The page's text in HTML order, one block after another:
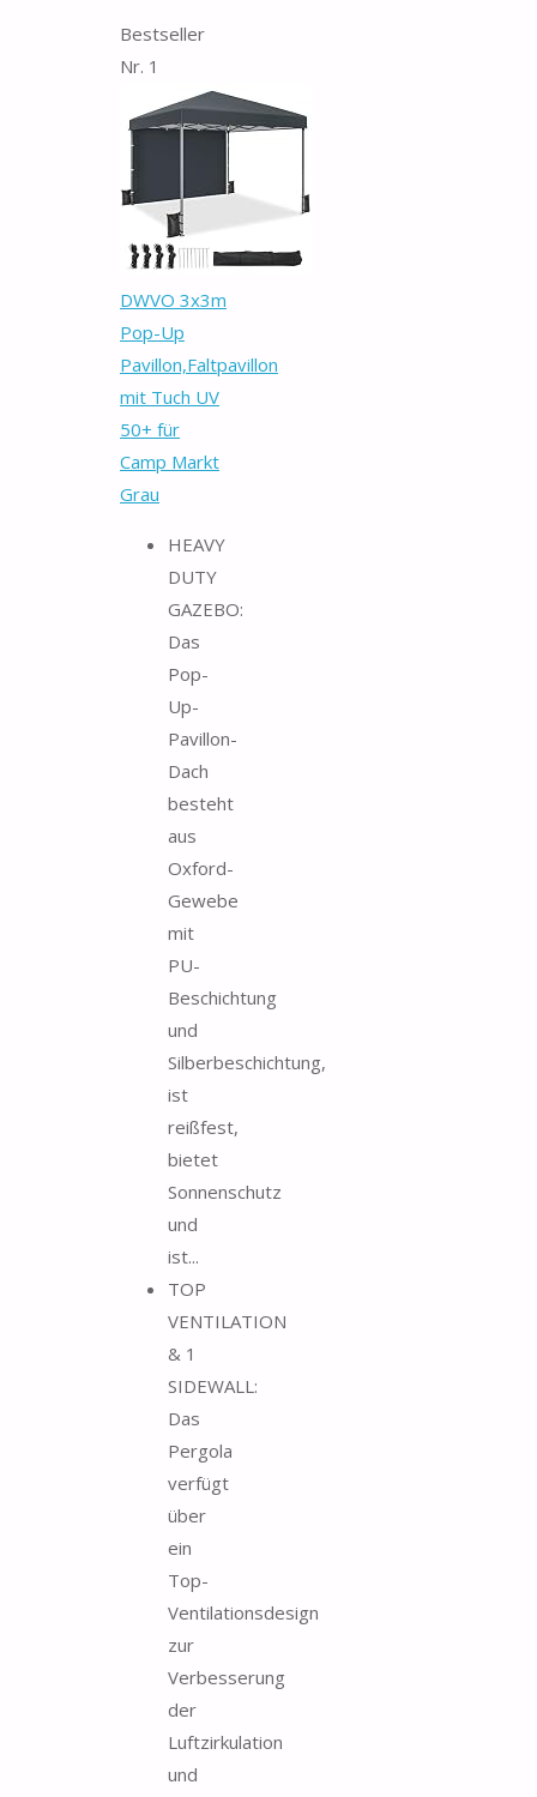
Bestseller
Nr. 1
DWVO 3x3m
Pop-Up
Pavillon,Faltpavillon
mit Tuch UV
50+ für
Camp Markt
Grau
HEAVY
DUTY
GAZEBO:
Das
Pop-
Up-
Pavillon-
Dach
besteht
aus
Oxford-
Gewebe
mit
PU-
Beschichtung
und
Silberbeschichtung,
ist
reißfest,
bietet
Sonnenschutz
und
ist...
TOP
VENTILATION
& 1
SIDEWALL:
Das
Pergola
verfügt
über
ein
Top-
Ventilationsdesign
zur
Verbesserung
der
Luftzirkulation
und